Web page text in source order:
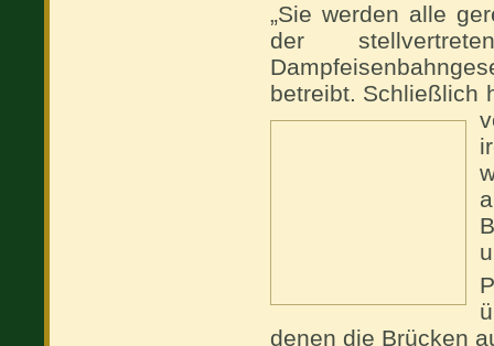
„Sie werden alle
der
betreibt. Schließlich
denen die Brücken